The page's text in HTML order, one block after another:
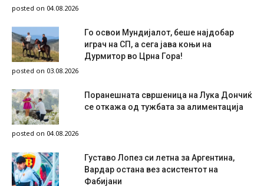
posted on 04.08.2026
Го освои Мундијалот, беше најдобар
играч на СП, а сега јава коњи на
Дурмитор во Црна Гора!
posted on 03.08.2026
Поранешната свршеница на Лука Дончиќ
се откажа од тужбата за алиментација
posted on 04.08.2026
Густаво Лопез си летна за Аргентина,
Вардар остана вез асистентот на
Фабијани